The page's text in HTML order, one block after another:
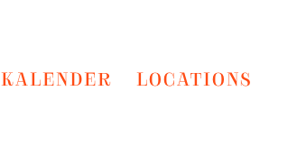
KALENDER LOCATIONS